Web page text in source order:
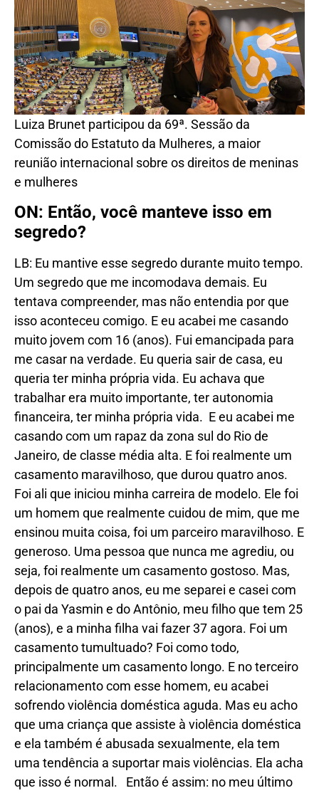
Luiza Brunet participou da 69ª. Sessão da
Comissão do Estatuto da Mulheres, a maior
reunião internacional sobre os direitos de meninas
e mulheres
ON: Então, você manteve isso em
segredo?
LB: Eu mantive esse segredo durante muito tempo.
Um segredo que me incomodava demais. Eu
tentava compreender, mas não entendia por que
isso aconteceu comigo. E eu acabei me casando
muito jovem com 16 (anos). Fui emancipada para
me casar na verdade. Eu queria sair de casa, eu
queria ter minha própria vida. Eu achava que
trabalhar era muito importante, ter autonomia
financeira, ter minha própria vida. E eu acabei me
casando com um rapaz da zona sul do Rio de
Janeiro, de classe média alta. E foi realmente um
casamento maravilhoso, que durou quatro anos.
Foi ali que iniciou minha carreira de modelo. Ele foi
um homem que realmente cuidou de mim, que me
ensinou muita coisa, foi um parceiro maravilhoso. E
generoso. Uma pessoa que nunca me agrediu, ou
seja, foi realmente um casamento gostoso. Mas,
depois de quatro anos, eu me separei e casei com
o pai da Yasmin e do Antônio, meu filho que tem 25
(anos), e a minha filha vai fazer 37 agora. Foi um
casamento tumultuado? Foi como todo,
principalmente um casamento longo. E no terceiro
relacionamento com esse homem, eu acabei
sofrendo violência doméstica aguda. Mas eu acho
que uma criança que assiste à violência doméstica
e ela também é abusada sexualmente, ela tem
uma tendência a suportar mais violências. Ela acha
que isso é normal. Então é assim: no meu último